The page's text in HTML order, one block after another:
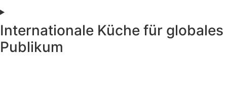
Internationale Küche für globales
Publikum